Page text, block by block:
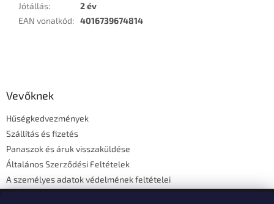
Jótállás:
2 év
EAN vonalkód: 4016739674814
Vevőknek
Hűségkedvezmények
Szállítás és fizetés
Panaszok és áruk visszaküldése
Általános Szerződési Feltételek
A személyes adatok védelmének feltételei
Elérhetőségi adatok